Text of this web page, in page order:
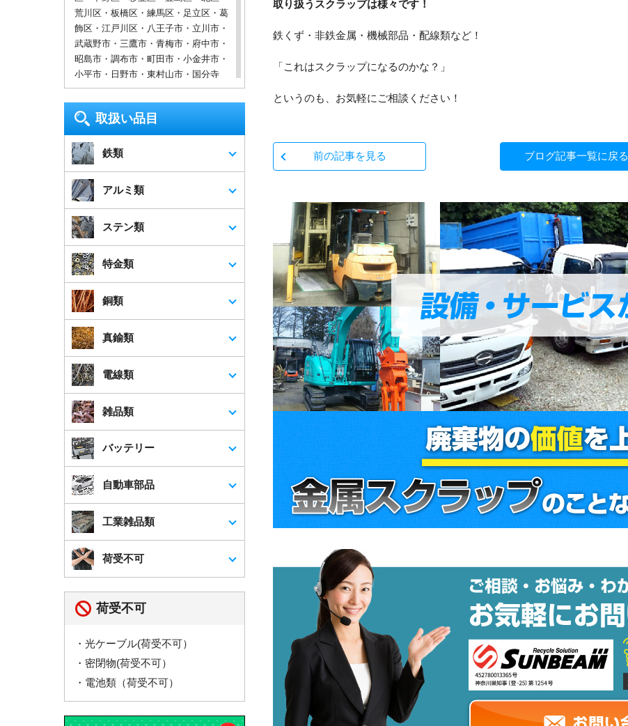
取り扱うスクラップは様々です！
鉄くず・非鉄金属・機械部品・配線類など！
「これはスクラップになるのかな？」
というのも、お気軽にご相談ください！
前の記事を見る ブログ記事一覧に戻る
荒川区・板橋区・練馬区・足立区・葛
飾区・江戸川区・八王子市・立川市・
武蔵野市・三鷹市・青梅市・府中市・
昭島市・調布市・町田市・小金井市・
小平市・日野市・東村山市・国分寺
市・国立市・福生市・狛江市・東大和
市・清瀬市・東久留米市・武蔵村山
市・多摩市・稲城市・羽村市・あきる
野市・西東京市
神奈川県
横浜市・川崎市・相模原市・横須賀
市・平塚市・鎌倉市・藤沢市・小田原
市・茅ヶ崎市・逗子市・三浦市・秦野
市・厚木市・大和市・伊勢原市・海老
埼玉県
さいたま市・川越市・熊谷市・川口
市・行田市・秩父市・所沢市・飯能
市・加須市・本庄市・東松山市・春日
部市・狭山市・羽生市・鴻巣市・深谷
市・上尾市・草加市・越谷市・蕨市・
戸田市・入間市・朝霞市・志木市・和
光市・新座市・桶川市・北本市・八潮
市・富士見市・三郷市・蓮田市・坂戸
市・幸手市・鶴ヶ島市・日高市・吉川
市・ふじみ野市・白岡市
*対応地域外であっても、柔軟かつ迅速
に対応いたします。まずはお話をお聞
取扱い品目
鉄類
アルミ類
ステン類
特金類
銅類
真鍮類
電線類
雑品類
バッテリー
自動車部品
工業雑品類
荷受不可
荷受不可
・光ケーブル(荷受不可）
・密閉物(荷受不可）
・電池類（荷受不可）